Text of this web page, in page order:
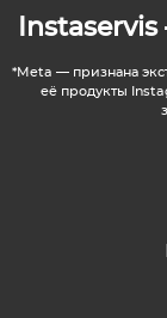
Instaservis
*Meta — признана
её продукты